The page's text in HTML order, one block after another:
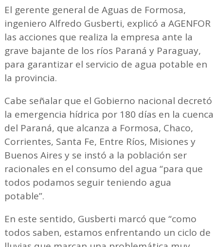
El gerente general de Aguas de Formosa,
ingeniero Alfredo Gusberti, explicó a AGENFOR
las acciones que realiza la empresa ante la
grave bajante de los ríos Paraná y Paraguay,
para garantizar el servicio de agua potable en
la provincia.
Cabe señalar que el Gobierno nacional decretó
la emergencia hídrica por 180 días en la cuenca
del Paraná, que alcanza a Formosa, Chaco,
Corrientes, Santa Fe, Entre Ríos, Misiones y
Buenos Aires y se instó a la población ser
racionales en el consumo del agua “para que
todos podamos seguir teniendo agua
potable”.
En este sentido, Gusberti marcó que “como
todos saben, estamos enfrentando un ciclo de